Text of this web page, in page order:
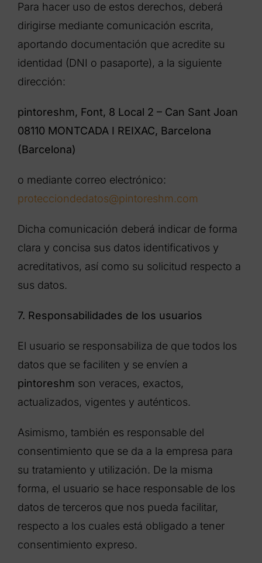
Para hacer uso de estos derechos, deberá
dirigirse mediante comunicación escrita,
aportando documentación que acredite su
identidad (DNI o pasaporte), a la siguiente
dirección:
pintoreshm, Font, 8 Local 2 – Can Sant Joan
08110 MONTCADA I REIXAC, Barcelona
(Barcelona)
o mediante correo electrónico:
protecciondedatos@pintoreshm.com
Dicha comunicación deberá indicar de forma
clara y concisa sus datos identificativos y
acreditativos, así como su solicitud respecto a
sus datos.
7. Responsabilidades de los usuarios
El usuario se responsabiliza de que todos los
datos que se faciliten y se envíen a
pintoreshm son veraces, exactos,
actualizados, vigentes y auténticos.
Asimismo, también es responsable del
consentimiento que se da a la empresa para
su tratamiento y utilización. De la misma
forma, el usuario se hace responsable de los
datos de terceros que nos pueda facilitar,
respecto a los cuales está obligado a tener
consentimiento expreso.